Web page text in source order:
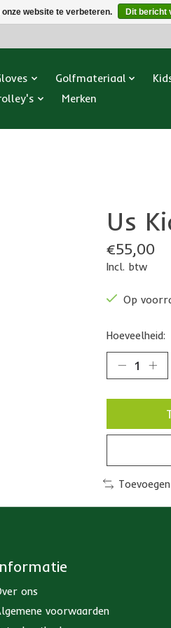
Golfmateriaal
Merken
Us
€55,00
Incl. btw
Op
Hoeveelheid:
ons
voorwaarden
website te verbeteren. Dit bericht